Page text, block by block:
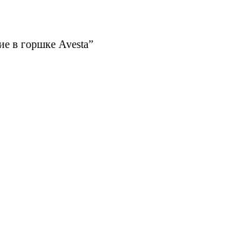
в горшке Avesta”